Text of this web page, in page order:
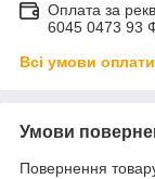
Оплата за
6045 0473 93
Всі умови оплати
Умови
Повернення